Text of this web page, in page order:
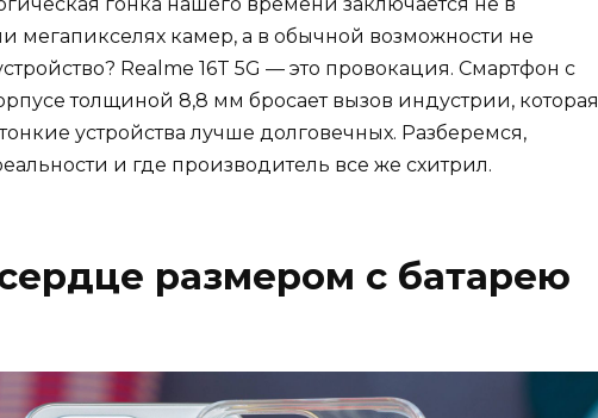
мегапикселях камер, а в обычной возможности не
Realme 16T 5G — это провокация. Смартфон с
толщиной 8,8 мм бросает вызов индустрии, которая
устройства лучше долговечных. Разберемся,
и где производитель все же схитрил.
размером с батарею